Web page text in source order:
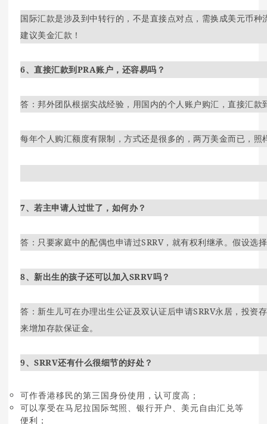
国际汇款是涉及到中转行的，不是直接点对点，需换成美元币
建议美金汇款！
6、直接汇款到PRA账户，还容易吗？
答：邦外团队根据实战经验，用国内的个人账户购汇，直接汇
每年个人购汇额度有限制，方式还是很多的，两万美金而已，照
7、若主申请人过世了，如何办？
答：只要家庭中的配偶也申请过SRRV，就有权利继承。假设
8、新出生的孩子还可以加入SRRV吗？
答：新生儿可在办理出生公证及双认证后申请SRRV永居，投
来增加存款保证金。
9、SRRV还有什么很细节的好处？
可作香港移民的第三国身份使用，认可度高；
可以享受在马尼拉国际驾照、银行开户、美元自由汇兑等
便利；